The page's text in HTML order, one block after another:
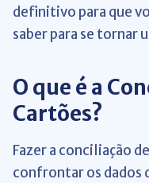
definitivo para que
saber para se tornar
O que é a
Cartões?
Fazer a conciliação
confrontar os dados